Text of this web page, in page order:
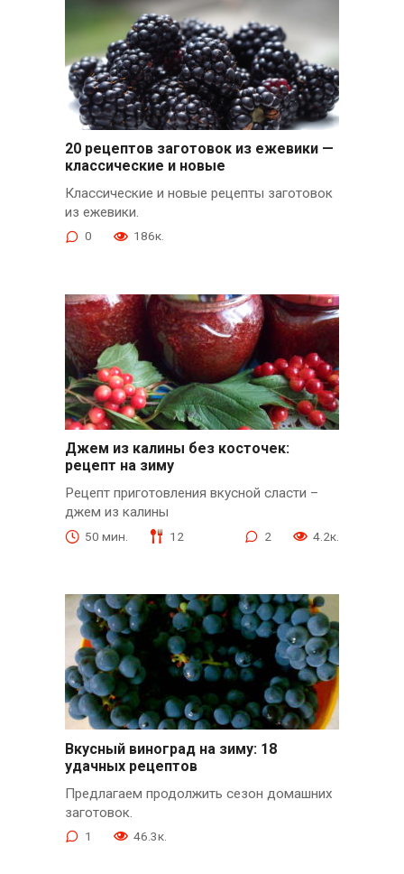
20 рецептов заготовок из ежевики —
классические и новые
Классические и новые рецепты заготовок
из ежевики.
0 186к.
Джем из калины без косточек:
рецепт на зиму
Рецепт приготовления вкусной сласти –
джем из калины
50 мин. 12 2 4.2к.
Вкусный виноград на зиму: 18
удачных рецептов
Предлагаем продолжить сезон домашних
заготовок.
1 46.3к.